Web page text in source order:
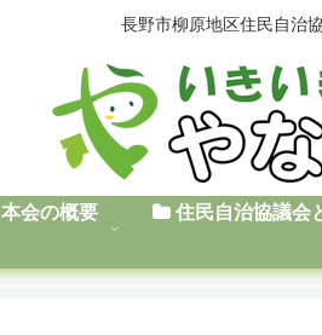
長野市柳原地区住民自治
本会の概要 住民自治協議会